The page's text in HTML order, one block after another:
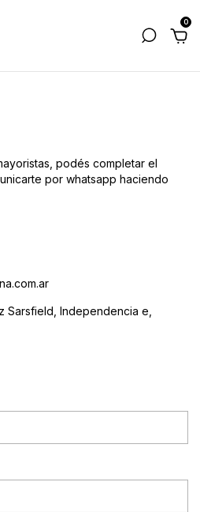
0
podés completar el
por whatsapp haciendo
Sarsfield, Independencia e,